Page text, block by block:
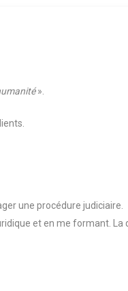
».
une procédure judiciaire.
et en me formant. La